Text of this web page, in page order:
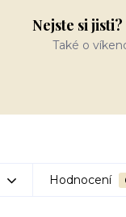
Nejste si
Také o
Hodnocení